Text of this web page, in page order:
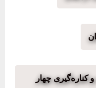
کناره‌گیری چهار